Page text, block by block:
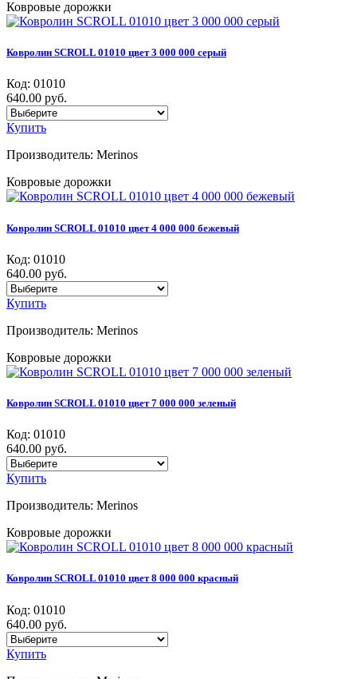
Ковровые дорожки
Ковролин SCROLL 01010 цвет 3 000 000 серый
Код: 01010
640.00 руб.
Купить
Производитель: Merinos
Ковровые дорожки
Ковролин SCROLL 01010 цвет 4 000 000 бежевый
Код: 01010
640.00 руб.
Купить
Производитель: Merinos
Ковровые дорожки
Ковролин SCROLL 01010 цвет 7 000 000 зеленый
Код: 01010
640.00 руб.
Купить
Производитель: Merinos
Ковровые дорожки
Ковролин SCROLL 01010 цвет 8 000 000 красный
Код: 01010
640.00 руб.
Купить